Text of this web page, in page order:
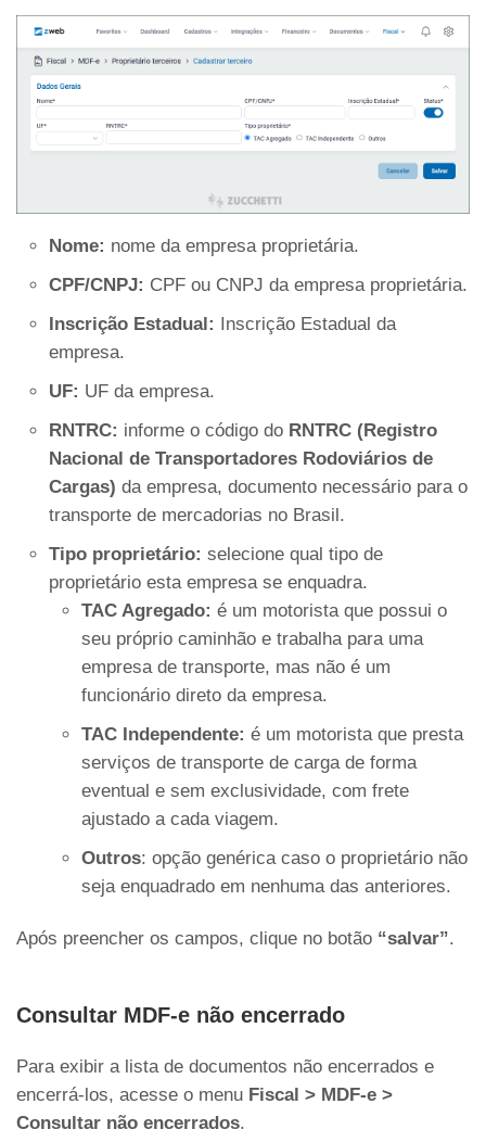
Nome: nome da empresa proprietária.
CPF/CNPJ: CPF ou CNPJ da empresa proprietária.
Inscrição Estadual: Inscrição Estadual da
empresa.
UF: UF da empresa.
RNTRC: informe o código do RNTRC (Registro
Nacional de Transportadores Rodoviários de
Cargas) da empresa, documento necessário para o
transporte de mercadorias no Brasil.
Tipo proprietário: selecione qual tipo de
proprietário esta empresa se enquadra.
TAC Agregado: é um motorista que possui o
seu próprio caminhão e trabalha para uma
empresa de transporte, mas não é um
funcionário direto da empresa.
TAC Independente: é um motorista que presta
serviços de transporte de carga de forma
eventual e sem exclusividade, com frete
ajustado a cada viagem.
Outros: opção genérica caso o proprietário não
seja enquadrado em nenhuma das anteriores.
Após preencher os campos, clique no botão “salvar”.
Consultar MDF-e não encerrado
Para exibir a lista de documentos não encerrados e
encerrá-los, acesse o menu Fiscal > MDF-e >
Consultar não encerrados.